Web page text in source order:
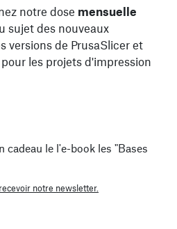
notre dose mensuelle
sujet des nouveaux
versions de PrusaSlicer et
les projets d'impression
cadeau le l'e-book les "Bases
recevoir notre newsletter.